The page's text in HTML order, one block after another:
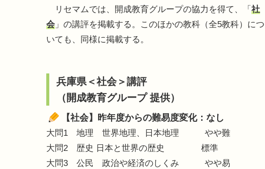
リセマムでは、開成教育グループの協力を得て、「 社
会 」の講評を掲載する。このほかの教科（全5教科）につ
いても、同様に掲載する。
兵庫県＜社会＞講評
（開成教育グループ 提供）
【社会】昨年度からの難易度変化：なし
大問1 地理 世界地理、日本地理 やや難
大問2 歴史 日本と世界の歴史 標準
大問3 公民 政治や経済のしくみ やや易